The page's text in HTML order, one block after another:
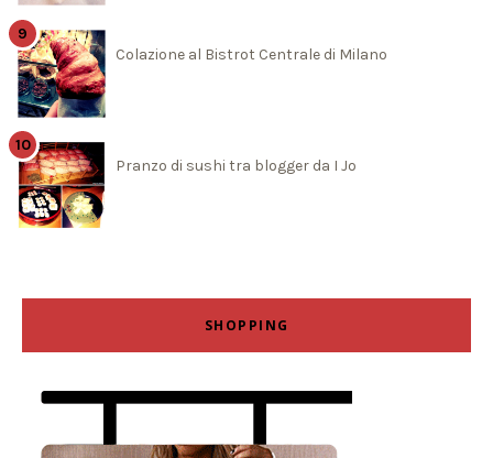
Colazione al Bistrot Centrale di Milano
Pranzo di sushi tra blogger da I Jo
SHOPPING